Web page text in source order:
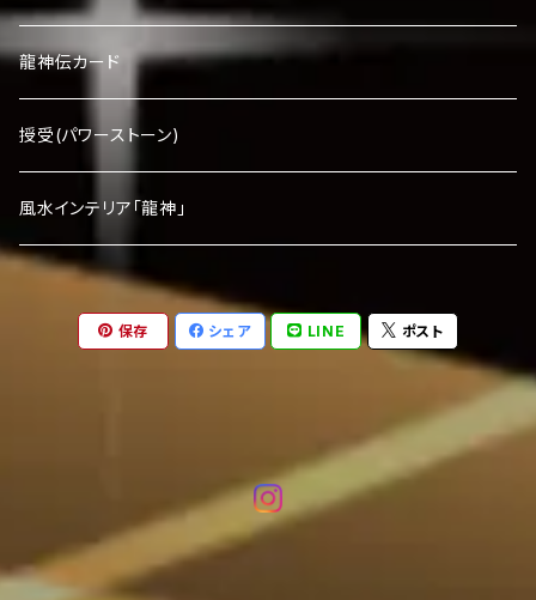
龍神伝カード
授受(パワーストーン)
風水インテリア「龍神」
保存 シェア LINE ポスト